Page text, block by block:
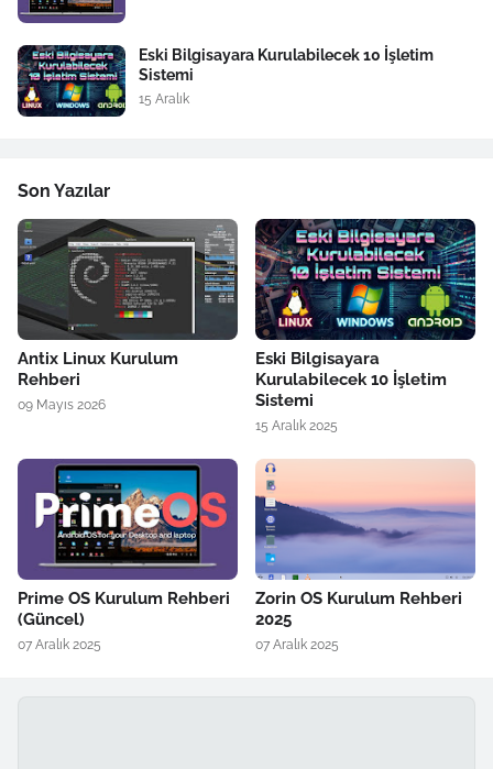
Eski Bilgisayara Kurulabilecek 10 İşletim
Sistemi
15 Aralık
Son Yazılar
Antix Linux Kurulum
Rehberi
09 Mayıs 2026
Eski Bilgisayara
Kurulabilecek 10 İşletim
Sistemi
15 Aralık 2025
Prime OS Kurulum Rehberi
(Güncel)
07 Aralık 2025
Zorin OS Kurulum Rehberi
2025
07 Aralık 2025